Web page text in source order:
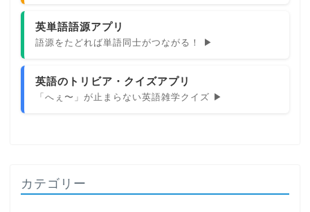
英単語語源アプリ
語源をたどれば単語同士がつながる！ ▶
英語のトリビア・クイズアプリ
「へぇ〜」が止まらない英語雑学クイズ ▶
カテゴリー